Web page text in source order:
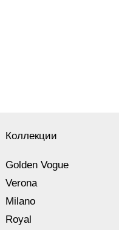
Коллекции
Golden Vogue
Verona
Milano
Royal